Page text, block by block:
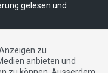
gelesen und
|Kontakt
zu
anbieten und